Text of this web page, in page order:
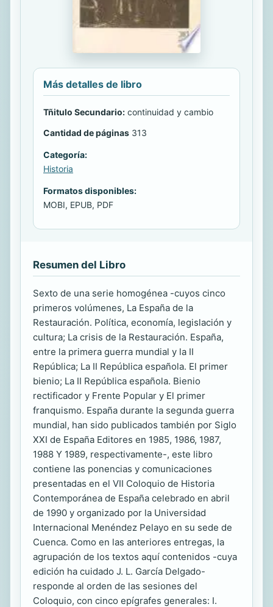
Más detalles de libro
Tñitulo Secundario: continuidad y cambio
Cantidad de páginas 313
Categoría:
Historia
Formatos disponibles:
MOBI, EPUB, PDF
Resumen del Libro
Sexto de una serie homogénea -cuyos cinco
primeros volúmenes, La España de la
Restauración. Política, economía, legislación y
cultura; La crisis de la Restauración. España,
entre la primera guerra mundial y la II
República; La II República española. El primer
bienio; La II República española. Bienio
rectificador y Frente Popular y El primer
franquismo. España durante la segunda guerra
mundial, han sido publicados también por Siglo
XXI de España Editores en 1985, 1986, 1987,
1988 Y 1989, respectivamente-, este libro
contiene las ponencias y comunicaciones
presentadas en el VII Coloquio de Historia
Contemporánea de España celebrado en abril
de 1990 y organizado por la Universidad
Internacional Menéndez Pelayo en su sede de
Cuenca. Como en las anteriores entregas, la
agrupación de los textos aquí contenidos -cuya
edición ha cuidado J. L. García Delgado-
responde al orden de las sesiones del
Coloquio, con cinco epígrafes generales: I.